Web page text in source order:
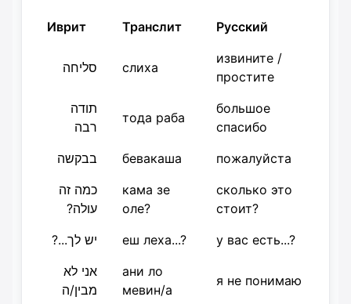
Иврит Транслит Русский
סליחה слиха
извините /
простите
תודה
רבה
тода раба
большое
спасибо
בבקשה
бевакаша
пожалуйста
כמה זה
עולה?
кама зе
оле?
сколько это
стоит?
יש לך...?
еш леха...?
у вас есть...?
אני לא
מבין/ה
ани ло
мевин/а
я не понимаю